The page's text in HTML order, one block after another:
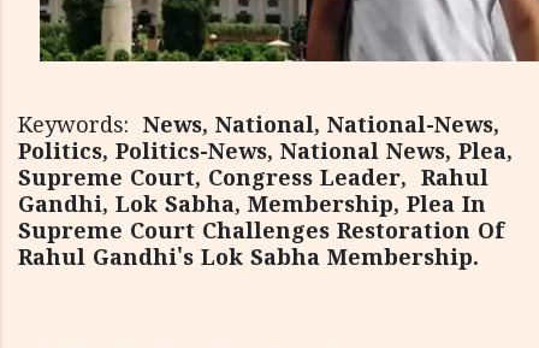
Keywords: News, National, National-News,
Politics, Politics-News, National News, Plea,
Supreme Court, Congress Leader, Rahul
Gandhi, Lok Sabha, Membership, Plea In
Supreme Court Challenges Restoration Of
Rahul Gandhi's Lok Sabha Membership.